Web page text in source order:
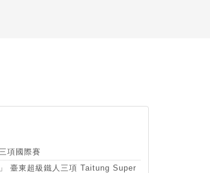
項國際賽
臺東超級鐵人三項 Taitung Super